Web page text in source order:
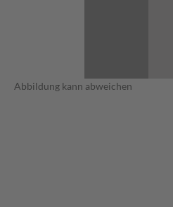
Abbildung kann abweichen